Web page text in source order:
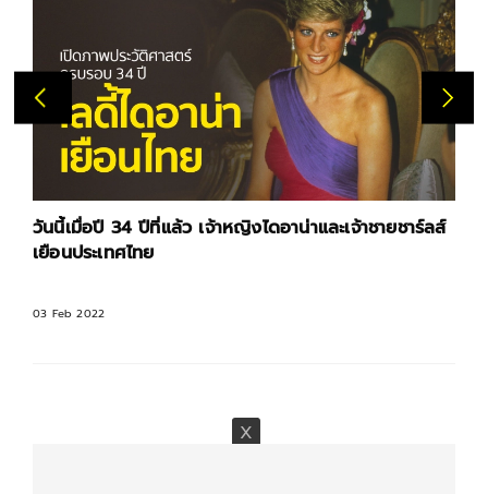
วันนี้เมื่อปี 34 ปีที่แล้ว เจ้าหญิงไดอาน่าและเจ้าชายชาร์ลส์
เยือนประเทศไทย
03 Feb 2022